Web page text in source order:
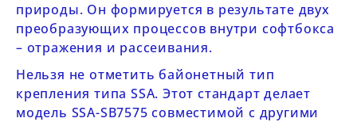
природы. Он формируется в результате двух
преобразующих процессов внутри софтбокса
– отражения и рассеивания.
Нельзя не отметить байонетный тип
крепления типа SSA. Этот стандарт делает
модель SSA-SB7575совместимой с другими